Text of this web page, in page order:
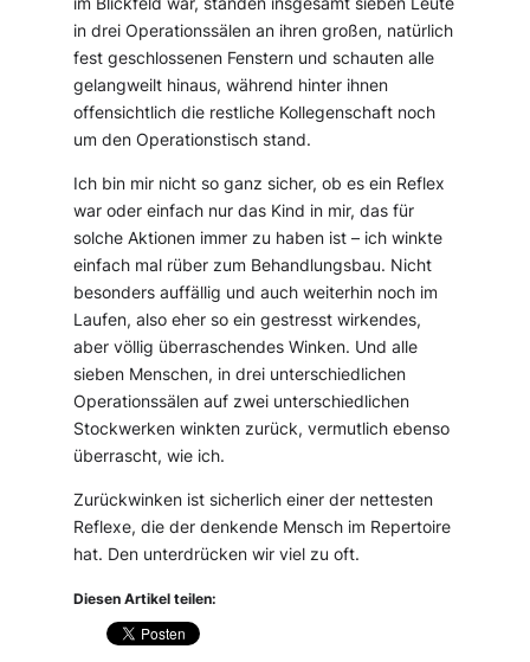
im Blickfeld war, standen insgesamt sieben Leute
in drei Operationssälen an ihren großen, natürlich
fest geschlossenen Fenstern und schauten alle
gelangweilt hinaus, während hinter ihnen
offensichtlich die restliche Kollegenschaft noch
um den Operationstisch stand.
Ich bin mir nicht so ganz sicher, ob es ein Reflex
war oder einfach nur das Kind in mir, das für
solche Aktionen immer zu haben ist – ich winkte
einfach mal rüber zum Behandlungsbau. Nicht
besonders auffällig und auch weiterhin noch im
Laufen, also eher so ein gestresst wirkendes,
aber völlig überraschendes Winken. Und alle
sieben Menschen, in drei unterschiedlichen
Operationssälen auf zwei unterschiedlichen
Stockwerken winkten zurück, vermutlich ebenso
überrascht, wie ich.
Zurückwinken ist sicherlich einer der nettesten
Reflexe, die der denkende Mensch im Repertoire
hat. Den unterdrücken wir viel zu oft.
Diesen Artikel teilen: